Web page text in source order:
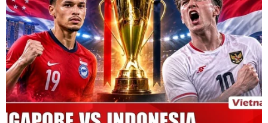
05/08/2026 00:37
Nga và Ukraine tiếp tục tấn
công qua lại, thương vong không
ngừng gia tăng
04/08/2026 15:54